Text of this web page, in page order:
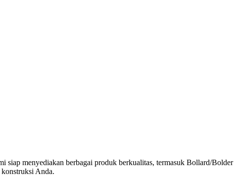
menyediakan berbagai produk berkualitas, termasuk Bollard/Bolder
Anda.